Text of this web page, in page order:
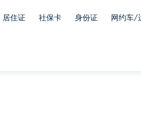
居住证 社保卡 身份证 网约车/